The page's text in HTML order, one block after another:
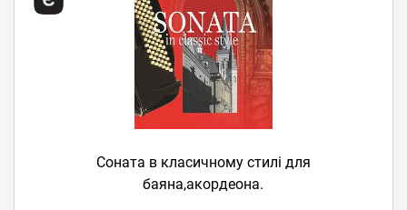
Соната в класичному стилі для
баяна,акордеона.